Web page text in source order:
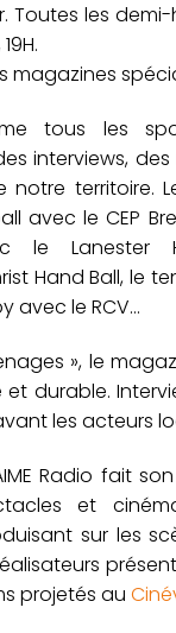
Toutes les
magazines
tous les
interviews,
notre territoire.
avec le CEP
le Lanester
Hand Ball, le
avec le RCV…
», le
et durable.
les acteurs
Radio fait
et
sur les
projetés au